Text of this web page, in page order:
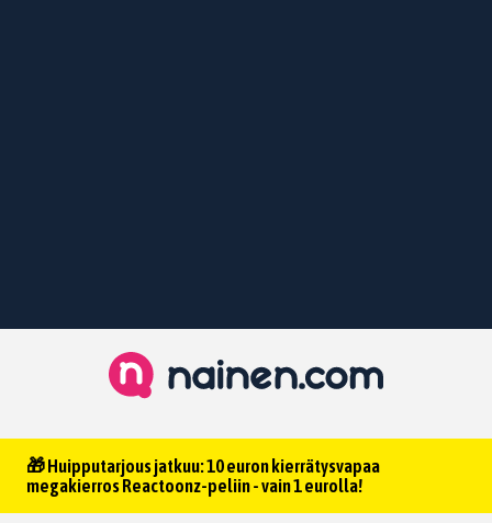
🎁 Huipputarjous jatkuu: 10 euron kierrätysvapaa
megakierros Reactoonz-peliin - vain 1 eurolla!